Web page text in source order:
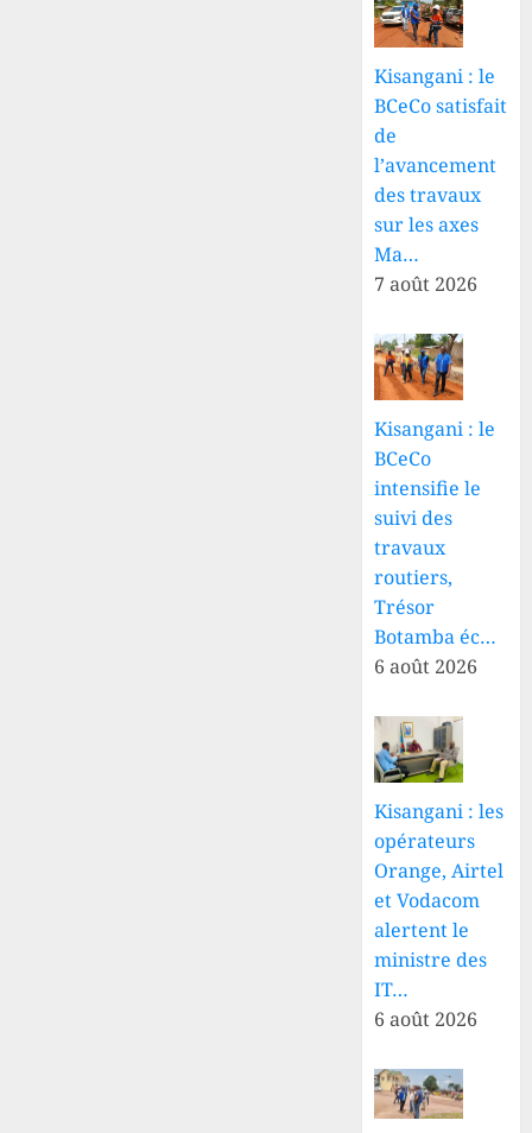
Kisangani : le
BCeCo satisfait
de
l’avancement
des travaux
sur les axes
Ma…
7 août 2026
Kisangani : le
BCeCo
intensifie le
suivi des
travaux
routiers,
Trésor
Botamba éc…
6 août 2026
Kisangani : les
opérateurs
Orange, Airtel
et Vodacom
alertent le
ministre des
IT…
6 août 2026